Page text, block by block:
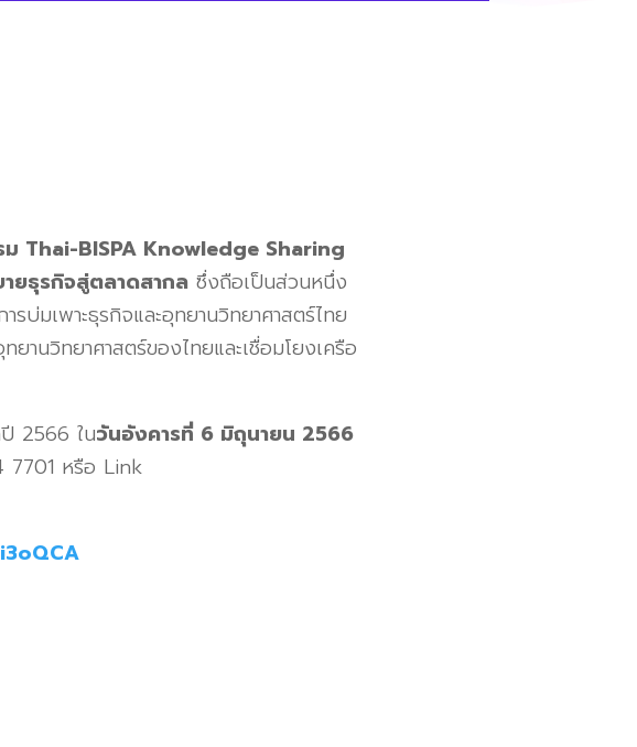
ม Thai-BISPA Knowledge Sharing
ยธุรกิจสู่ตลาดสากลซึ่งถือเป็นส่วนหนึ่ง
บ่มเพาะธุรกิจและอุทยานวิทยาศาสตร์ไทย
านวิทยาศาสตร์ของไทยและเชื่อมโยงเครือ
2566 ในวันอังคารที่ 6 มิถุนายน 2566
หรือ Link
3oQCA